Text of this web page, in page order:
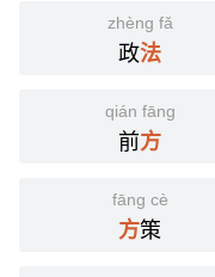
zhèng fǎ
政法
qián fāng
前方
fāng cè
方策